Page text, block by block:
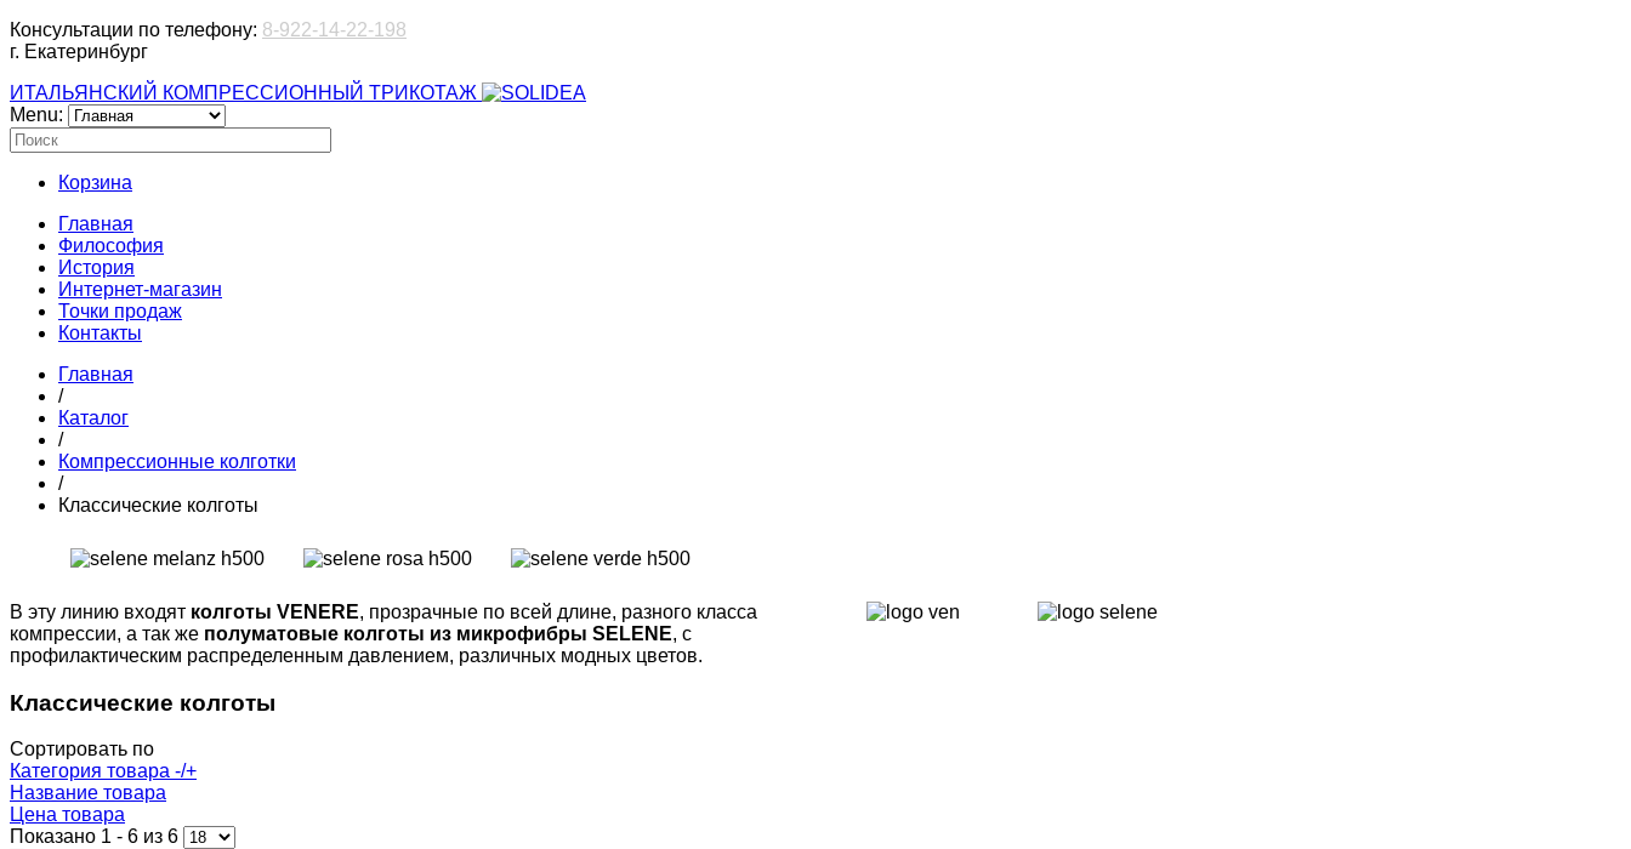
Консультации по телефону: 8-922-14-22-198
г. Екатеринбург
ИТАЛЬЯНСКИЙ КОМПРЕССИОННЫЙ ТРИКОТАЖ
Menu:
Корзина
Главная
Философия
История
Интернет-магазин
Точки продаж
Контакты
Главная
/
Каталог
/
Компрессионные колготки
/
Классические колготы
В эту линию входят колготы VENERE, прозрачные по всей длине, разного класса
компрессии, а так же полуматовые колготы из микрофибры SELENE, с
профилактическим распределенным давлением, различных модных цветов.
Классические колготы
Сортировать по
Категория товара -/+
Название товара
Цена товара
Показано 1 - 6 из 6